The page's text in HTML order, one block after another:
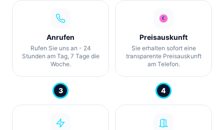
Anrufen
Rufen Sie uns an - 24
Stunden am Tag, 7 Tage die
Woche.
Preisauskunft
Sie erhalten sofort eine
transparente Preisauskunft
am Telefon.
3 4